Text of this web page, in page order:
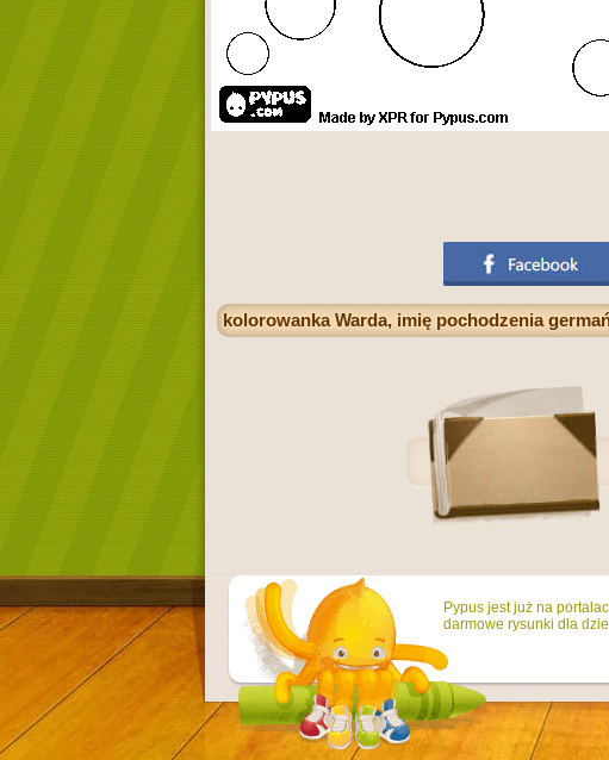
kolorowanka Warda, imię pochodzenia
Pypus jest już na
darmowe rysunki dla